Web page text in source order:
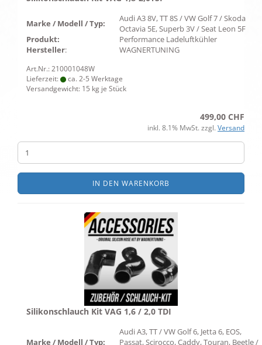
Marke / Modell / Typ:
Audi A3 8V, TT 8S / VW Golf 7 / Skoda
Octavia 5E, Superb 3V / Seat Leon 5F
Produkt:
Performance Ladeluftkühler
Hersteller: WAGNERTUNING
Art.Nr.: 210001048W
Lieferzeit:
ca. 2-5 Werktage
Versandgewicht: 15 kg je Stück
499,00 CHF
inkl. 8.1% MwSt. zzgl. Versand
IN DEN WARENKORB
Silikonschlauch Kit VAG 1,6 / 2,0 TDI
Marke / Modell / Typ:
Audi A3, TT / VW Golf 6, Jetta 6, EOS,
Passat, Scirocco, Caddy, Touran, Beetle /